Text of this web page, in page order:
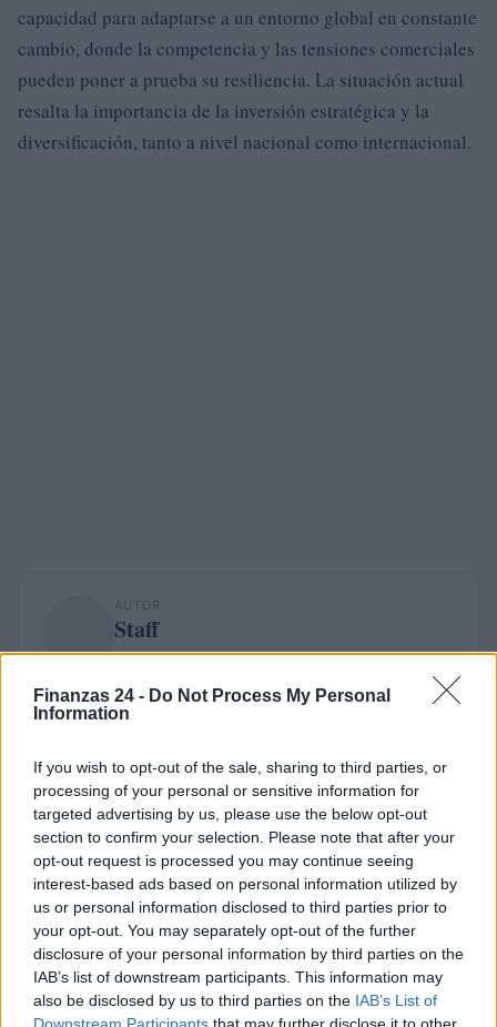
Finanzas 24 - Do Not Process My Personal
Information
If you wish to opt-out of the sale, sharing to third parties, or
processing of your personal or sensitive information for
targeted advertising by us, please use the below opt-out
section to confirm your selection. Please note that after your
opt-out request is processed you may continue seeing
interest-based ads based on personal information utilized by
us or personal information disclosed to third parties prior to
your opt-out. You may separately opt-out of the further
disclosure of your personal information by third parties on the
IAB’s list of downstream participants. This information may
also be disclosed by us to third parties on the IAB’s List of
Downstream Participants that may further disclose it to other
capacidad para adaptarse a un entorno global en constante
cambio, donde la competencia y las tensiones comerciales
pueden poner a prueba su resiliencia. La situación actual
resalta la importancia de la inversión estratégica y la
diversificación, tanto a nivel nacional como internacional.
AUTOR
Staff